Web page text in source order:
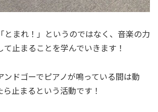
とまれ！」というのではなく、音楽の力
止まることを学んでいきます！
ンドゴーでピアノが鳴っている間は動
止まるという活動です！